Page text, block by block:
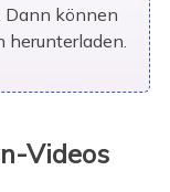
Dann können
herunterladen.
Videos